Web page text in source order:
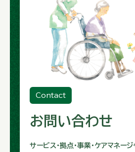
Contact
お問い合わせ
サービス・拠点・事業・ケアマネー